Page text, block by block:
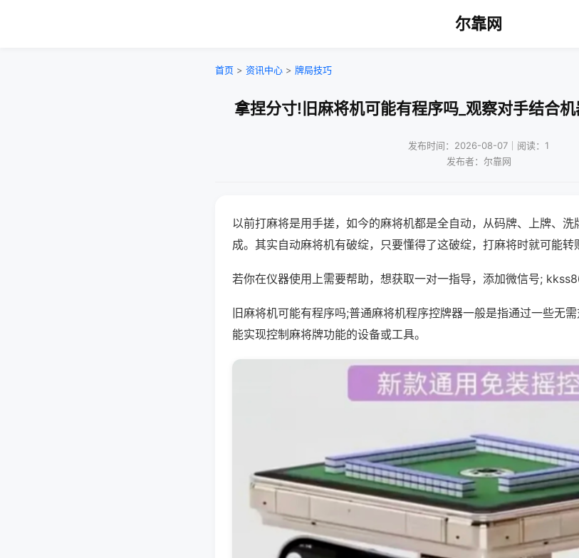
尔靠网
首页 > 资讯中心 > 牌局技巧
拿捏分寸!旧麻将机可能有程序吗_观察对手结合
发布时间：2026-08-07｜阅读：1
发布者：尔靠网
以前打麻将是用手搓，如今的麻将机都是全自动，从码牌、上牌、
成。其实自动麻将机有破绽，只要懂得了这破绽，打麻将时就可能转
若你在仪器使用上需要帮助，想获取一对一指导，添加微信号;
旧麻将机可能有程序吗;普通麻将机程序控牌器一般是指通过一些无
能实现控制麻将牌功能的设备或工具。